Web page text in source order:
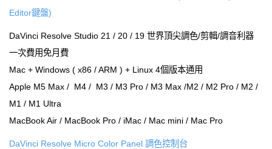
Editor鍵盤)
DaVinci Resolve Studio 21 / 20 / 19 世界頂尖調色/剪輯/調音利器
一次費用免月費
Mac + Windows ( x86 / ARM ) + Linux 4個版本通用
Apple M5 Max / M4 / M3 / M3 Pro / M3 Max /M2 / M2 Pro / M2 /
M1 / M1 Ultra
MacBook Air / MacBook Pro / iMac / Mac mini / Mac Pro
DaVinci Resolve Micro Color Panel 調色控制台